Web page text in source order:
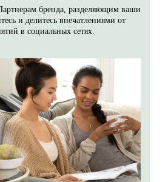
бренда, разделяющим ваши
и делитесь впечатлениями от
в социальных сетях.